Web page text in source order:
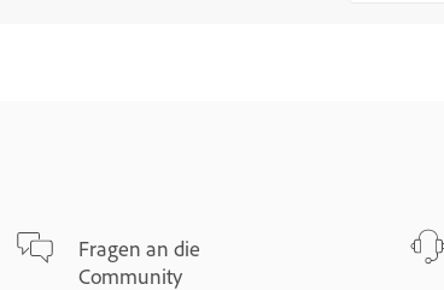
Fragen an die
Community